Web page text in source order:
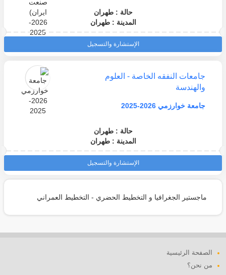
حالة : طهران
المدينة : طهران
الإستشارة والتسجيل
جامعات النفقه الخاصة - العلوم
والهندسة
جامعة خوارزمي 2026-2025
حالة : طهران
المدينة : طهران
الإستشارة والتسجيل
ماجستير الجغرافيا و التخطيط الحضري - التخطيط العمراني
الصفحة الرئيسية
من نحن؟